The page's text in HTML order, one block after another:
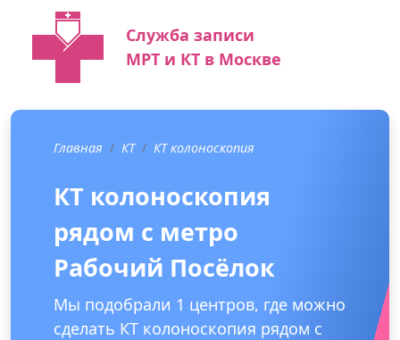
Служба записи
МРТ и КТ в Москве
Главная КТ КТ колоноскопия
КТ колоноскопия
рядом с метро
Рабочий Посёлок
Мы подобрали 1 центров, где можно
сделать КТ колоноскопия рядом с